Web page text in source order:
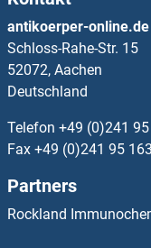
Calcium
antikoerper-online.de
Schloss-Rahe-Str. 15
52072, Aachen
Deutschland
Telefon +49 (0)241
Fax +49 (0)241 95
Partners
Rockland